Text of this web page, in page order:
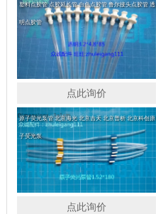
塑料点胶管 点胶延长管 白色点胶管 鲁尔接头点胶管 透
明点胶管
点此询价
原子荧光泵管 北京海光 北京吉天 北京普析 北京科创原
子荧光泵
点此询价